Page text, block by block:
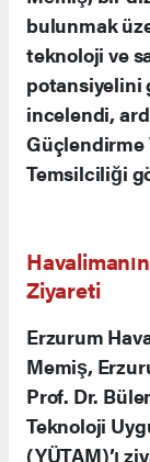
bulunmak
teknoloji ve
potansiyelini
incelendi,
Güçlendirme
Temsilciliği